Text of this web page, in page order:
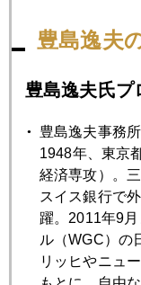
金、揺らぐ「中
2020年10月27日
2020年10月26日
美しき誤解？？
2020年10月23日
米大統領選候補第
豊島逸夫
豊島逸夫氏プ
豊島逸夫事務所
1948年、東京
経済専攻）。
スイス銀行で
躍。2011年9
ル（WGC）の
リッヒやニュ